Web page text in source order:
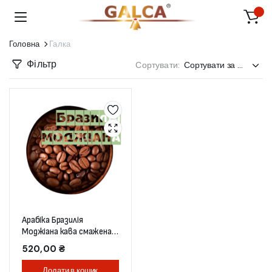
Головна Галка
Фільтр Сортувати:
Арабіка Бразилія
Моджіана кава смажена в
зернах 0,5 кг (пакет)
520,00₴